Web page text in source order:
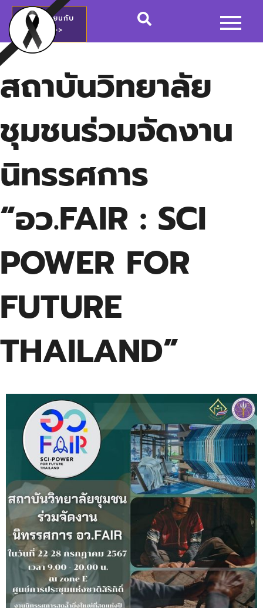
สมัครเรียนกับ
วชช.>>
สถาบันวิทยาลัย
ชุมชนร่วมจัดงาน
นิทรรศการ
“อว.FAIR : SCI
POWER FOR
FUTURE
THAILAND”